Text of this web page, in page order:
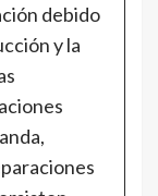
debido
y la